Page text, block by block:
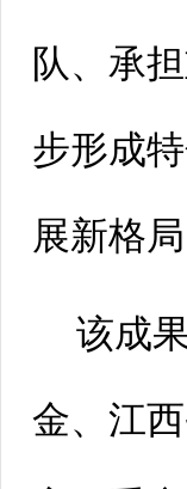
队、承
步形成
展新格
该成
金、江